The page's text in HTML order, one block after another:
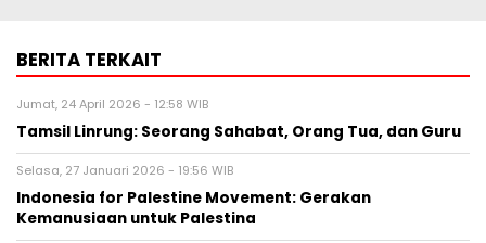
BERITA TERKAIT
Jumat, 24 April 2026 - 12:58 WIB
Tamsil Linrung: Seorang Sahabat, Orang Tua, dan Guru
Selasa, 27 Januari 2026 - 19:56 WIB
Indonesia for Palestine Movement: Gerakan
Kemanusiaan untuk Palestina